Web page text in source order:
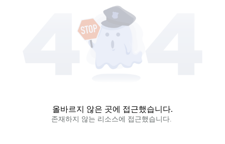
올바르지 않은 곳에 접근했습니다.
존재하지 않는 리소스에 접근했습니다.